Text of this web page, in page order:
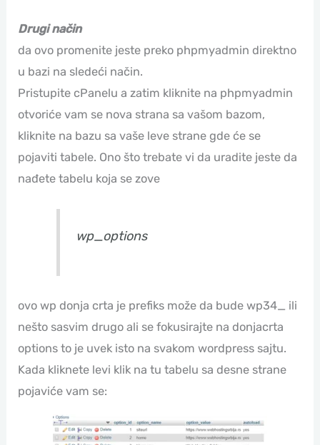
Drugi način
da ovo promenite jeste preko phpmyadmin direktno
u bazi na sledeći način.
Pristupite cPanelu a zatim kliknite na phpmyadmin
otvoriće vam se nova strana sa vašom bazom,
kliknite na bazu sa vaše leve strane gde će se
pojaviti tabele. Ono što trebate vi da uradite jeste da
nađete tabelu koja se zove
wp_options
ovo wp donja crta je prefiks može da bude wp34_ ili
nešto sasvim drugo ali se fokusirajte na donjacrta
options to je uvek isto na svakom wordpress sajtu.
Kada kliknete levi klik na tu tabelu sa desne strane
pojaviće vam se: